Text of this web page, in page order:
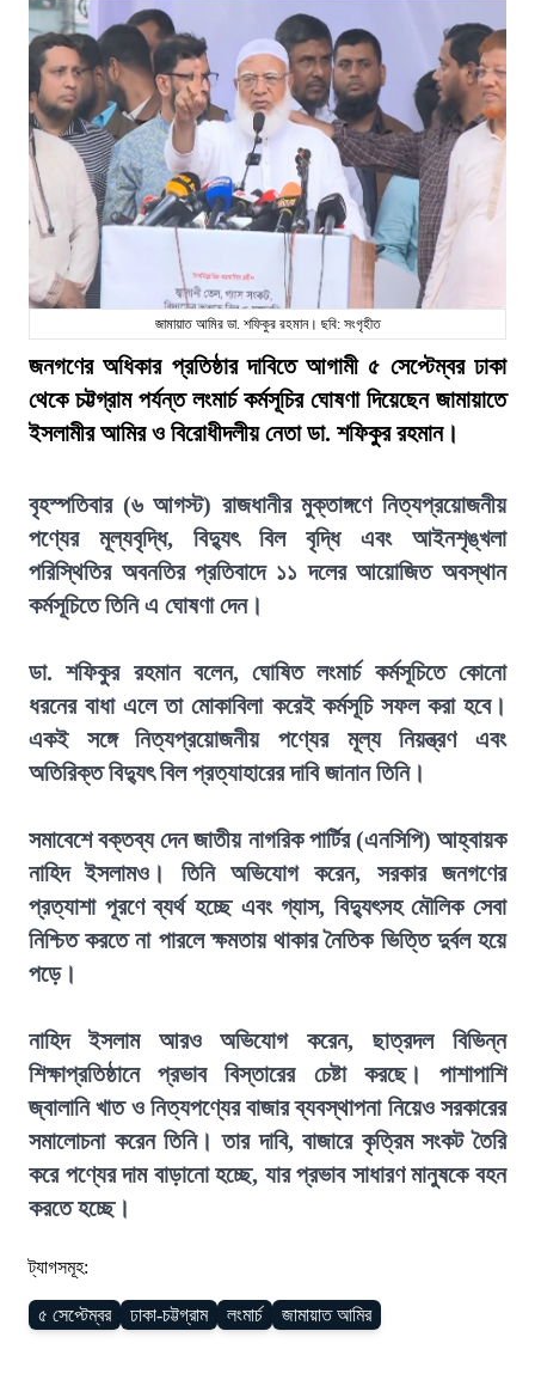
জামায়াত আমির ডা. শফিকুর রহমান। ছবি: সংগৃহীত
জনগণের অধিকার প্রতিষ্ঠার দাবিতে আগামী ৫ সেপ্টেম্বর ঢাকা
থেকে চট্টগ্রাম পর্যন্ত লংমার্চ কর্মসূচির ঘোষণা দিয়েছেন জামায়াতে
ইসলামীর আমির ও বিরোধীদলীয় নেতা ডা. শফিকুর রহমান।
বৃহস্পতিবার (৬ আগস্ট) রাজধানীর মুক্তাঙ্গণে নিত্যপ্রয়োজনীয়
পণ্যের মূল্যবৃদ্ধি, বিদ্যুৎ বিল বৃদ্ধি এবং আইনশৃঙ্খলা
পরিস্থিতির অবনতির প্রতিবাদে ১১ দলের আয়োজিত অবস্থান
কর্মসূচিতে তিনি এ ঘোষণা দেন।
ডা. শফিকুর রহমান বলেন, ঘোষিত লংমার্চ কর্মসূচিতে কোনো
ধরনের বাধা এলে তা মোকাবিলা করেই কর্মসূচি সফল করা হবে।
একই সঙ্গে নিত্যপ্রয়োজনীয় পণ্যের মূল্য নিয়ন্ত্রণ এবং
অতিরিক্ত বিদ্যুৎ বিল প্রত্যাহারের দাবি জানান তিনি।
সমাবেশে বক্তব্য দেন জাতীয় নাগরিক পার্টির (এনসিপি) আহ্বায়ক
নাহিদ ইসলামও। তিনি অভিযোগ করেন, সরকার জনগণের
প্রত্যাশা পূরণে ব্যর্থ হচ্ছে এবং গ্যাস, বিদ্যুৎসহ মৌলিক সেবা
নিশ্চিত করতে না পারলে ক্ষমতায় থাকার নৈতিক ভিত্তি দুর্বল হয়ে
পড়ে।
নাহিদ ইসলাম আরও অভিযোগ করেন, ছাত্রদল বিভিন্ন
শিক্ষাপ্রতিষ্ঠানে প্রভাব বিস্তারের চেষ্টা করছে। পাশাপাশি
জ্বালানি খাত ও নিত্যপণ্যের বাজার ব্যবস্থাপনা নিয়েও সরকারের
সমালোচনা করেন তিনি। তার দাবি, বাজারে কৃত্রিম সংকট তৈরি
করে পণ্যের দাম বাড়ানো হচ্ছে, যার প্রভাব সাধারণ মানুষকে বহন
করতে হচ্ছে।
ট্যাগসমূহ:
৫ সেপ্টেম্বর ঢাকা-চট্টগ্রাম লংমার্চ জামায়াত আমির